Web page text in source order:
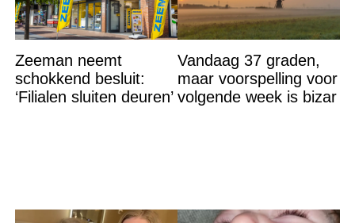
Zeeman neemt
schokkend besluit:
‘Filialen sluiten deuren’
Vandaag 37 graden,
maar voorspelling voor
volgende week is bizar